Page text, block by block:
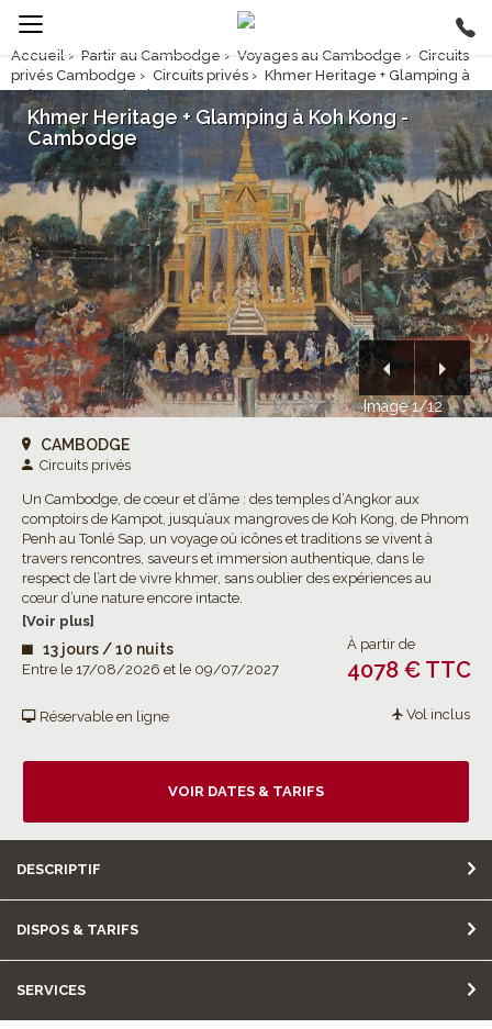
Accueil › Partir au Cambodge › Voyages au Cambodge › Circuits
privés Cambodge › Circuits privés › Khmer Heritage + Glamping à
Koh Kong - Cambodge
Image 1/12
Khmer Heritage + Glamping à Koh Kong -
Cambodge
CAMBODGE
Circuits privés
Un Cambodge, de cœur et d’âme : des temples d’Angkor aux
comptoirs de Kampot, jusqu’aux mangroves de Koh Kong, de Phnom
Penh au Tonlé Sap, un voyage où icônes et traditions se vivent à
travers rencontres, saveurs et immersion authentique, dans le
respect de l’art de vivre khmer, sans oublier des expériences au
cœur d’une nature encore intacte.
[Voir plus]
13 jours / 10 nuits
Entre le 17/08/2026 et le 09/07/2027
À partir de
4078 € TTC
Réservable en ligne Vol inclus
VOIR DATES & TARIFS
DESCRIPTIF
DISPOS & TARIFS
SERVICES